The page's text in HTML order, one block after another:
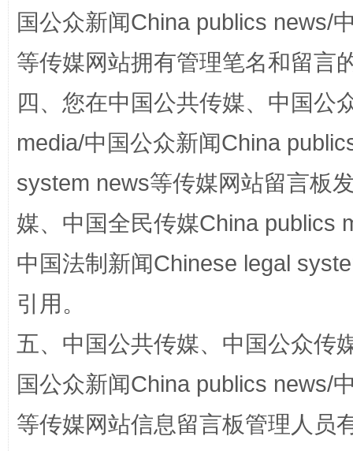
这是一记警钟！ 谢
国公众新闻China publics news/
等传媒网站拥有管理笔名和留言
四、您在中国公共传媒、中国公
media/中国公众新闻China
system news等传媒网站留言板
媒、中国全民传媒China publics
中国法制新闻Chinese legal
引用。
五、中国公共传媒、中国公众传
国公众新闻China publics news/
等传媒网站信息留言板管理人员